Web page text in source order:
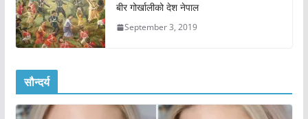
बीर गोर्खालीको देश नेपाल
September 3, 2019
सौन्दर्य